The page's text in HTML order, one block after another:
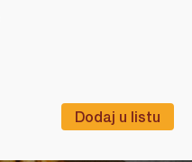
Dodaj u listu